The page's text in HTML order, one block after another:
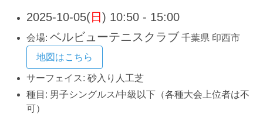
2025-10-05(日) 10:50 - 15:00
会場: ベルビューテニスクラブ 千葉県 印西市
地図はこちら
サーフェイス: 砂入り人工芝
種目: 男子シングルス/中級以下（各種大会上位者は不
可）